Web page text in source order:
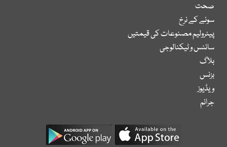
صحت
سونے کے نرخ
پیٹرولیم مصنوعات کی قیمتیں
سائنس و ٹیکنالوجی
بلاگ
بزنس
ویڈیوز
جرائم